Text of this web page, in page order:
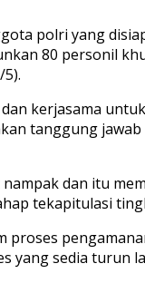
polri yang
80 personil
kerjasama
tanggung
dan itu
tekapitulasi
proses
yang sedia turun